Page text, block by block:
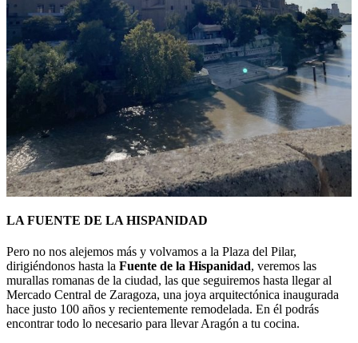
LA FUENTE DE LA HISPANIDAD
Pero no nos alejemos más y volvamos a la Plaza del Pilar,
dirigiéndonos hasta la Fuente de la Hispanidad, veremos las
murallas romanas de la ciudad, las que seguiremos hasta llegar al
Mercado Central de Zaragoza, una joya arquitectónica inaugurada
hace justo 100 años y recientemente remodelada. En él podrás
encontrar todo lo necesario para llevar Aragón a tu cocina.